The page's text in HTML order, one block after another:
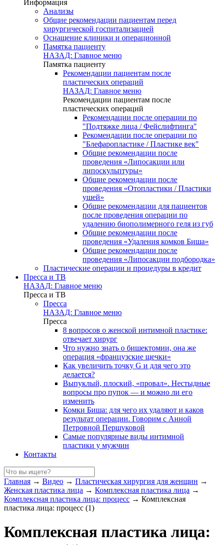
Информация
Анализы
Общие рекомендации пациентам перед
хирургической госпитализацией
Оснащение клиники и операционной
Памятка пациенту
НАЗАД: Главное меню
Памятка пациенту
Рекомендации пациентам после
пластических операций
НАЗАД: Главное меню
Рекомендации пациентам после
пластических операций
Рекомендации после операции по
"Подтяжке лица / Фейслифтинга"
Рекомендации после операции по
"Блефаропластике / Пластике век"
Общие рекомендации после
проведения «Липосакции или
липоскульптуры»
Общие рекомендации после
проведения «Отопластики / Пластики
ушей»
Общие рекомендации для пациентов
после проведения операции по
удалению биополимерного геля из губ
Общие рекомендации после
проведения «Удаления комков Биша»
Общие рекомендации после
проведения «Липосакции подбородка»
Пластические операции и процедуры в кредит
Пресса и ТВ
НАЗАД: Главное меню
Пресса и ТВ
Пресса
НАЗАД: Главное меню
Пресса
8 вопросов о женской интимной пластике:
отвечает хирург
Что нужно знать о бишектомии, она же
операция «французские щечки»
Как увеличить точку G и для чего это
делается?
Выпуклый, плоский, «провал». Нестыдные
вопросы про пупок — и можно ли его
изменить
Комки Биша: для чего их удаляют и каков
результат операции. Говорим с Анной
Петровной Першуковой
Самые популярные виды интимной
пластики у мужчин
Контакты
Главная → Видео → Пластическая хирургия для женщин →
Женская пластика лица → Комплексная пластика лица →
Комплексная пластика лица: процесс → Комплексная
пластика лица: процесс (1)
Комплексная пластика лица: